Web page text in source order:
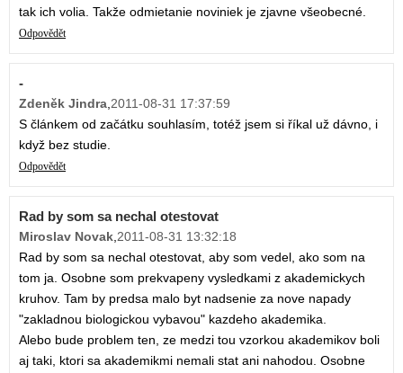
tak ich volia. Takže odmietanie noviniek je zjavne všeobecné.
Odpovědět
-
Zdeněk Jindra,2011-08-31 17:37:59
S článkem od začátku souhlasím, totéž jsem si říkal už dávno, i
když bez studie.
Odpovědět
Rad by som sa nechal otestovat
Miroslav Novak,2011-08-31 13:32:18
Rad by som sa nechal otestovat, aby som vedel, ako som na
tom ja. Osobne som prekvapeny vysledkami z akademickych
kruhov. Tam by predsa malo byt nadsenie za nove napady
"zakladnou biologickou vybavou" kazdeho akademika.
Alebo bude problem ten, ze medzi tou vzorkou akademikov boli
aj taki, ktori sa akademikmi nemali stat ani nahodou. Osobne